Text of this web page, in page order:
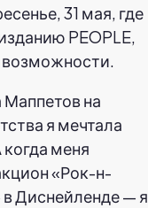
31 мая, где
PEOPLE,
возможности.
на
я мечтала
меня
«Рок-н-
Диснейленде — я